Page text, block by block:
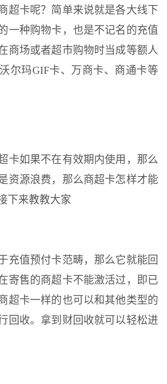
超卡呢？简单来说就是各大线下
一种购物卡，也是不记名的充值
商场或者超市购物时当成等额人
尔玛GIF卡、万商卡、商通卡等
如果不在有效期内使用，那么
资源浪费，那么商超卡怎样才能
下来教教大家
值预付卡范畴，那么它就能回
寄售的商超卡不能激活过，即已
超卡一样的也可以和其他类型的
回收。拿到财回收就可以轻松进